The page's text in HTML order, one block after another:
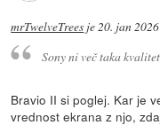
mrTwelveTrees je20. jan
Sony ni več taka
Bravio II si poglej. Kar je
vrednost ekrana z njo,